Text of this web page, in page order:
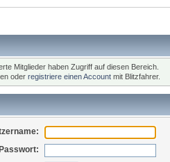
Mitglieder haben Zugriff auf diesen Bereich.
oder registriere einen Accountmit Blitzfahrer.
Passwort: